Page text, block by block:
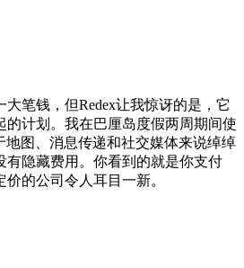
笔钱，但Redex让我惊讶的是，它
的计划。我在巴厘岛度假两周期间使
地图、消息传递和社交媒体来说绰绰
有隐藏费用。你看到的就是你支付
的公司令人耳目一新。